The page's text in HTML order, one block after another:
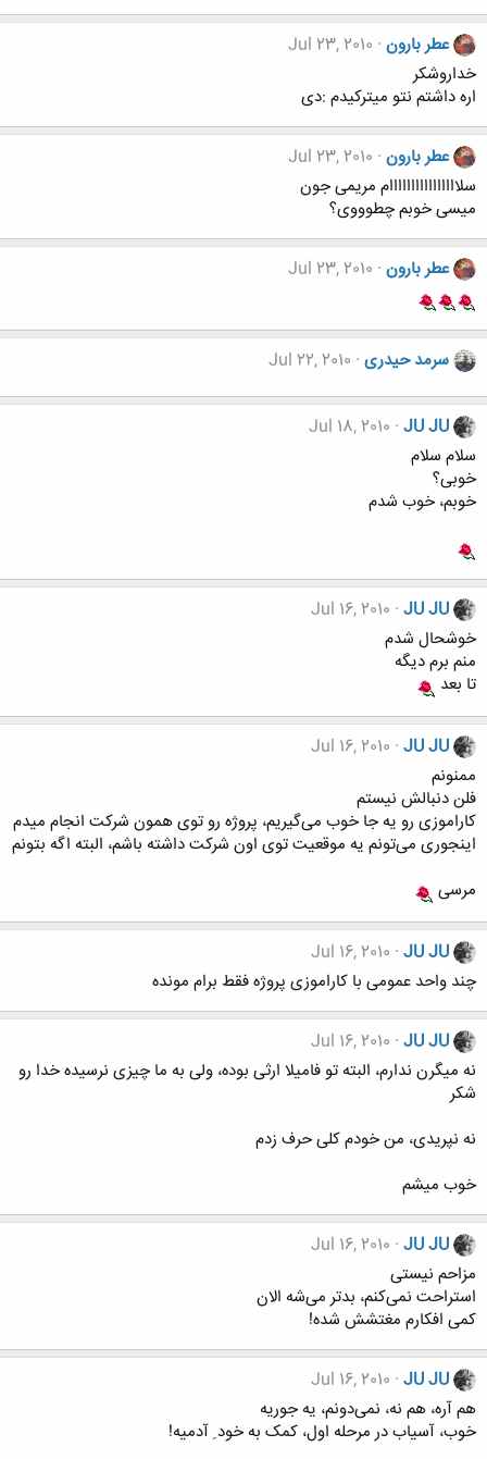
عطر بارون Jul 23, 2010
خداروشکر
اره داشتم نتو میترکیدم :دی
عطر بارون Jul 23, 2010
سلاااااااااااااااام مریمی جون
میسی خوبم چطوووی؟
عطر بارون Jul 23, 2010
سرمد حیدری Jul 22, 2010
JU JU
Jul 18, 2010
سلام سلام
خوبی؟
خوبم، خوب شدم
JU JU
Jul 16, 2010
خوشحال شدم
منم برم دیگه
تا بعد
JU JU
Jul 16, 2010
ممنونم
فلن دنبالش نیستم
کاراموزی رو یه جا خوب می‌گیریم، پروژه رو توی همون شرکت انجام میدم
اینجوری می‌تونم یه موقعیت توی اون شرکت داشته باشم، البته اگه بتونم
مرسی
JU JU
Jul 16, 2010
چند واحد عمومی با کاراموزی پروژه فقط برام مونده
JU JU
Jul 16, 2010
نه میگرن ندارم، البته تو فامیلا ارثی بوده، ولی به ما چیزی نرسیده خدا رو
شکر
نه نپریدی، من خودم کلی حرف زدم
خوب میشم
JU JU
Jul 16, 2010
مزاحم نیستی
استراحت نمی‌کنم، بدتر می‌شه الان
کمی افکارم مغتشش شده!
JU JU
Jul 16, 2010
هم آره، هم نه، نمی‌دونم، یه جوریه
خوب، آسیاب در مرحله اول، کمک به خود ِ آدمیه!